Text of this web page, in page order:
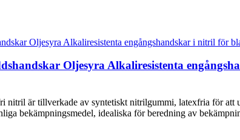
Oljesyra Alkaliresistenta
nitril är tillverkade av syntetiskt nitrilgummi, latexfria för
bekämpningsmedel, idealiska för beredning av